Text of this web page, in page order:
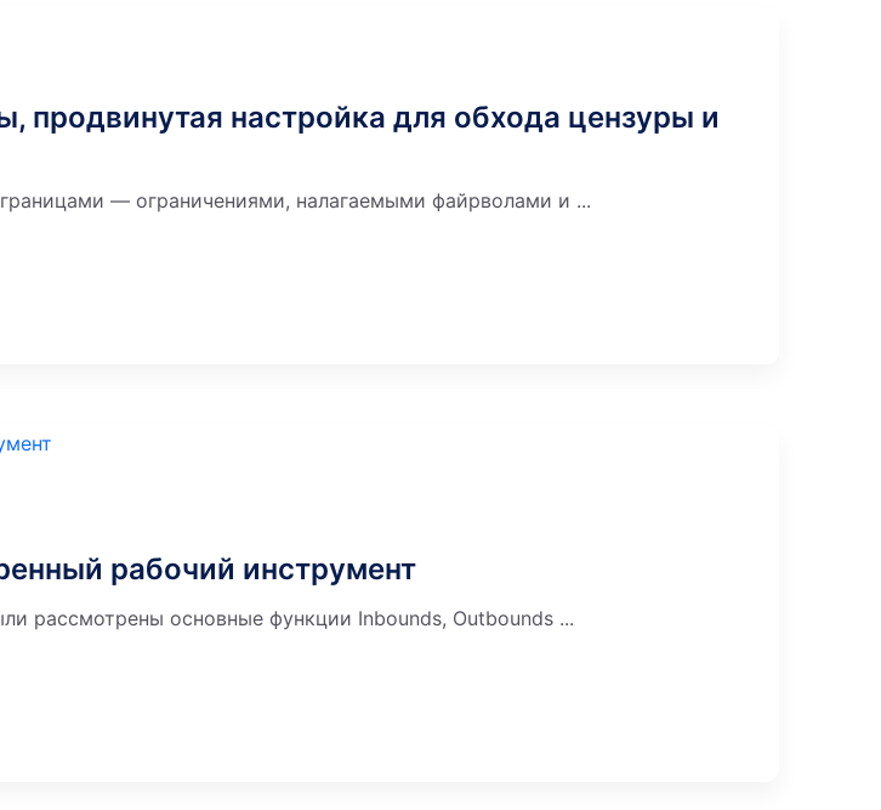
продвинутая настройка для обхода цензуры и
— ограничениями, налагаемыми файрволами и ...
рабочий инструмент
рассмотрены основные функции Inbounds, Outbounds ...